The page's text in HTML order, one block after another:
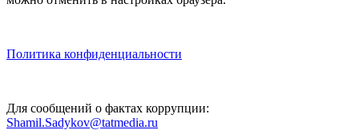
Политика конфиденциальности
Для сообщений о фактах коррупции:
Shamil.Sadykov@tatmedia.ru